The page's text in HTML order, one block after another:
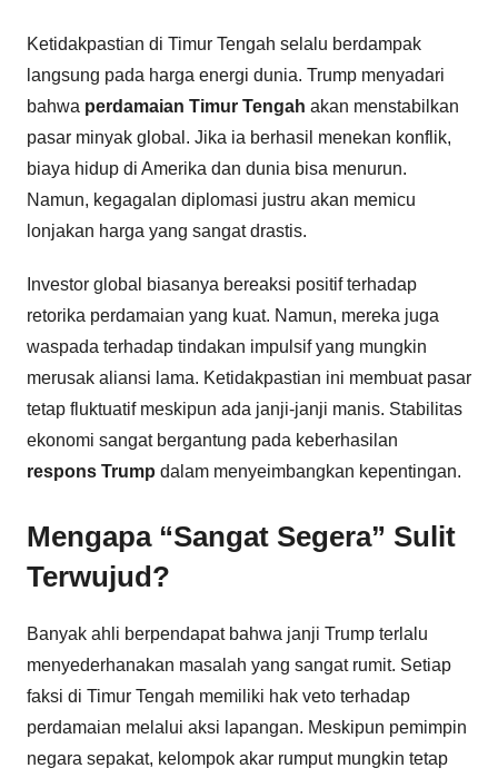
Ketidakpastian di Timur Tengah selalu berdampak
langsung pada harga energi dunia. Trump menyadari
bahwa perdamaian Timur Tengah akan menstabilkan
pasar minyak global. Jika ia berhasil menekan konflik,
biaya hidup di Amerika dan dunia bisa menurun.
Namun, kegagalan diplomasi justru akan memicu
lonjakan harga yang sangat drastis.
Investor global biasanya bereaksi positif terhadap
retorika perdamaian yang kuat. Namun, mereka juga
waspada terhadap tindakan impulsif yang mungkin
merusak aliansi lama. Ketidakpastian ini membuat pasar
tetap fluktuatif meskipun ada janji-janji manis. Stabilitas
ekonomi sangat bergantung pada keberhasilan
respons Trump dalam menyeimbangkan kepentingan.
Mengapa “Sangat Segera” Sulit
Terwujud?
Banyak ahli berpendapat bahwa janji Trump terlalu
menyederhanakan masalah yang sangat rumit. Setiap
faksi di Timur Tengah memiliki hak veto terhadap
perdamaian melalui aksi lapangan. Meskipun pemimpin
negara sepakat, kelompok akar rumput mungkin tetap